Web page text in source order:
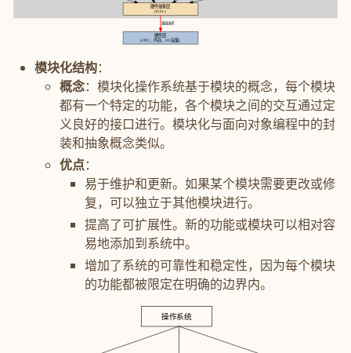
硬件抽象层
(HAL)
硬件层
(CPU、内存、I/O设备)
直接访问
模块化结构：
概念：模块化操作系统基于模块的概念，每个模块
都有一个特定的功能，各个模块之间的交互通过定
义良好的接口进行。模块化与面向对象编程中的封
装和抽象概念类似。
优点：
易于维护和更新。如果某个模块需要更改或修
复，可以独立于其他模块进行。
提高了可扩展性。新的功能或模块可以相对容
易地添加到系统中。
增加了系统的可靠性和稳定性，因为每个模块
的功能都被限定在明确的边界内。
操作系统